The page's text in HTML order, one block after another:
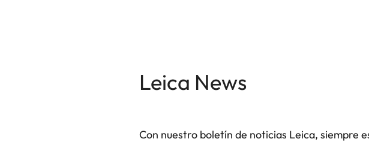
Leica News
Con nuestro boletín de noticias Leica, siempre